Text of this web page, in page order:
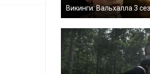
Викинги: Вальхалла 3